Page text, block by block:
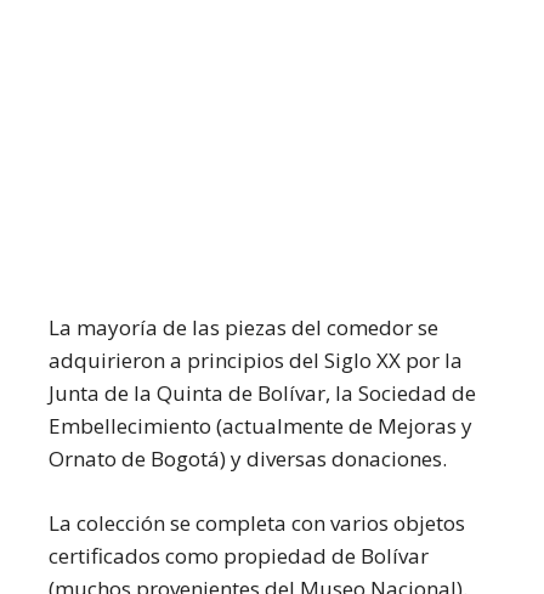
La mayoría de las piezas del comedor se
adquirieron a principios del Siglo XX por la
Junta de la Quinta de Bolívar, la Sociedad de
Embellecimiento (actualmente de Mejoras y
Ornato de Bogotá) y diversas donaciones.
La colección se completa con varios objetos
certificados como propiedad de Bolívar
(muchos provenientes del Museo Nacional).